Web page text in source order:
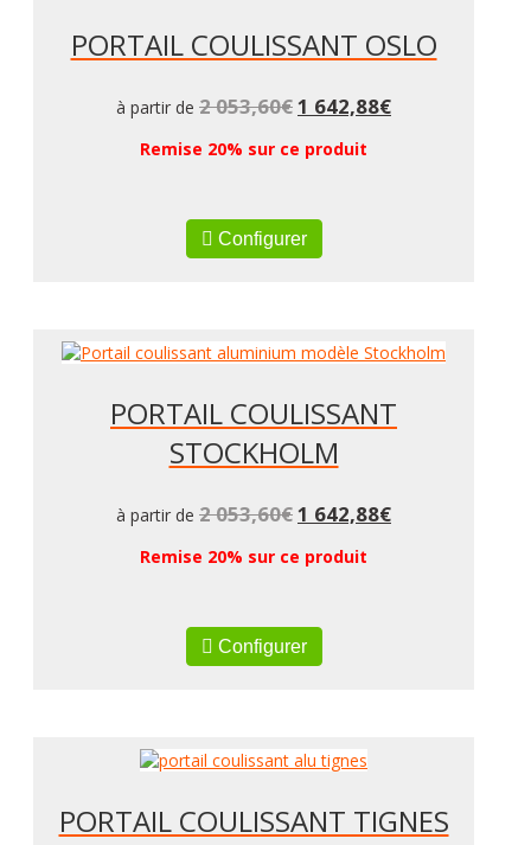
PORTAIL COULISSANT OSLO
à partir de 2 053,60€1 642,88€
Remise 20% sur ce produit
Configurer
PORTAIL COULISSANT
STOCKHOLM
à partir de 2 053,60€1 642,88€
Remise 20% sur ce produit
Configurer
PORTAIL COULISSANT TIGNES